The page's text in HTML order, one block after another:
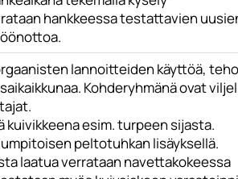
hankkeessa testattavien
lannoitteiden käyttöä,
Kohderyhmänä ovat
esim. turpeen sijasta.
peltotuhkan lisäyksellä.
laatua verrataan navettakokeessa